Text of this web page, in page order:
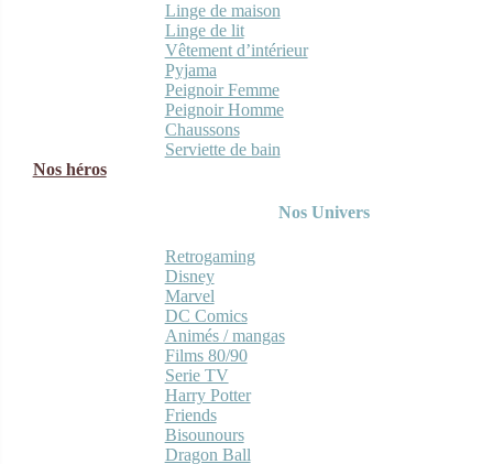
Linge de maison
Linge de lit
Vêtement d’intérieur
Pyjama
Peignoir Femme
Peignoir Homme
Chaussons
Serviette de bain
Nos héros
Nos Univers
Retrogaming
Disney
Marvel
DC Comics
Animés / mangas
Films 80/90
Serie TV
Harry Potter
Friends
Bisounours
Dragon Ball